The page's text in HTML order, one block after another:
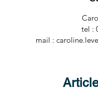
tel :
mail :